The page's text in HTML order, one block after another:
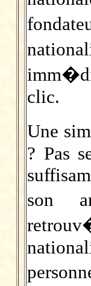
clic.
Une
? Pas
son